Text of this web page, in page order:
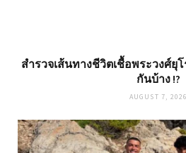
สำรวจเส้นทางชีวิตเชื้อพระวงศ์ยุ
กันบ้าง !?
AUGUST 7, 2026